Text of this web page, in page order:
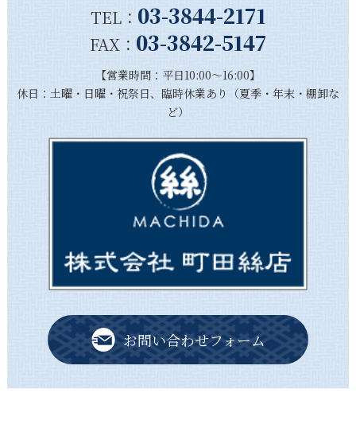
TEL： 03-3844-2171
FAX： 03-3842-5147
【営業時間：平日10:00～16:00】
休日：土曜・日曜・祝祭日、臨時休業あり（夏季・年末・棚卸な
ど）
お問い合わせフォーム